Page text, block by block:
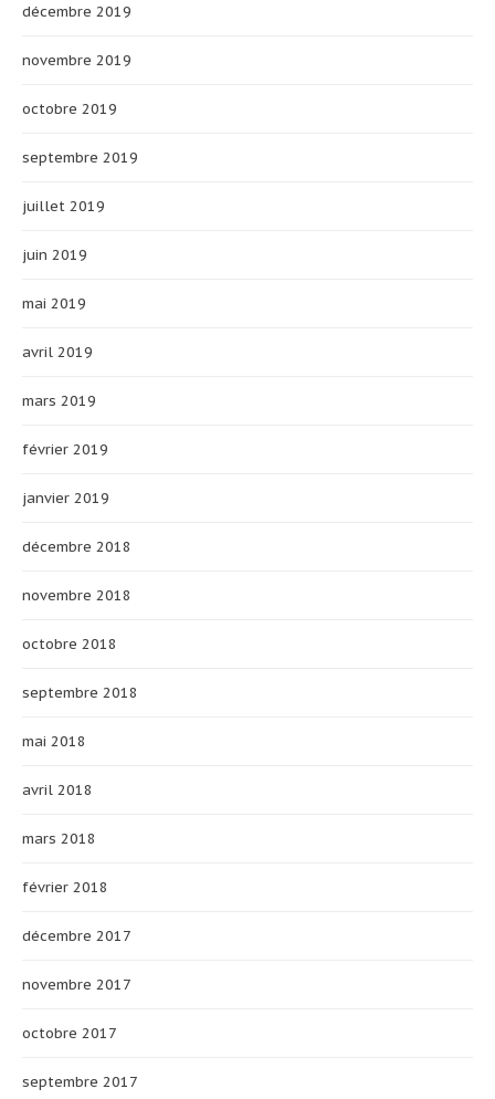
décembre 2019
novembre 2019
octobre 2019
septembre 2019
juillet 2019
juin 2019
mai 2019
avril 2019
mars 2019
février 2019
janvier 2019
décembre 2018
novembre 2018
octobre 2018
septembre 2018
mai 2018
avril 2018
mars 2018
février 2018
décembre 2017
novembre 2017
octobre 2017
septembre 2017